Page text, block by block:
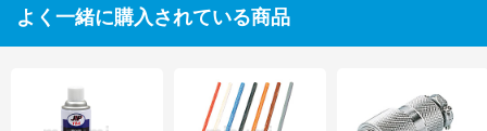
よく一緒に購入されている商品